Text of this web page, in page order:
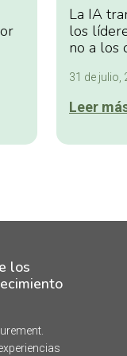
La IA
los
no a los
31 de julio,
Leer
los